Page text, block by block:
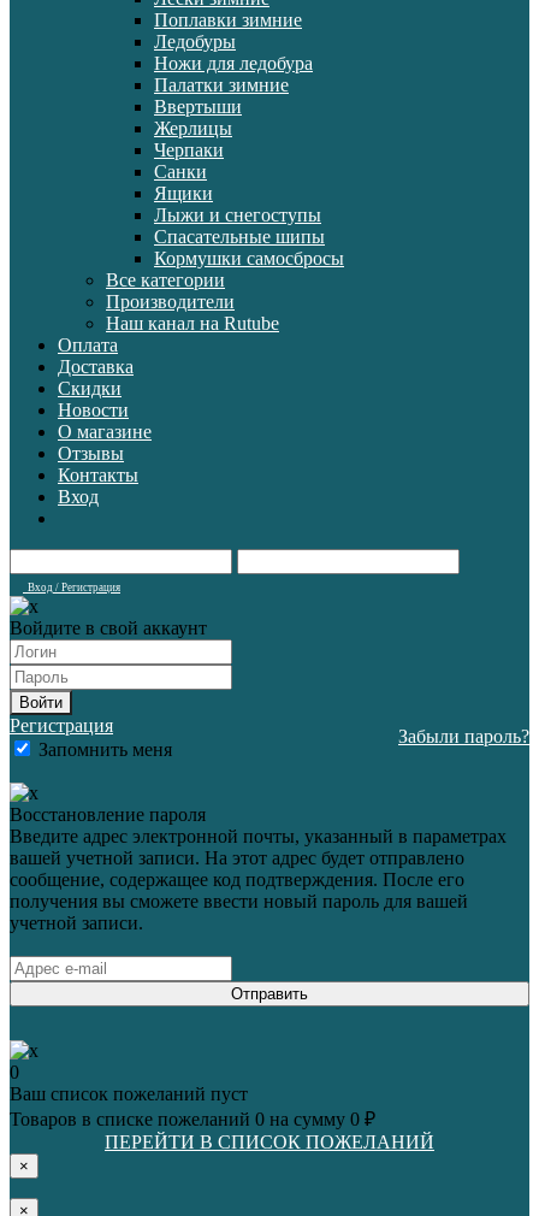
Поплавки зимние
Ледобуры
Ножи для ледобура
Палатки зимние
Ввертыши
Жерлицы
Черпаки
Санки
Ящики
Лыжи и снегоступы
Спасательные шипы
Кормушки самосбросы
Все категории
Производители
Наш канал на Rutube
Оплата
Доставка
Скидки
Новости
О магазине
Отзывы
Контакты
Вход
Вход / Регистрация
Войдите в свой аккаунт
Войти
Регистрация
Запомнить меня
Забыли пароль?
Восстановление пароля
Введите адрес электронной почты, указанный в параметрах
вашей учетной записи. На этот адрес будет отправлено
сообщение, содержащее код подтверждения. После его
получения вы сможете ввести новый пароль для вашей
учетной записи.
Отправить
0
Ваш список пожеланий пуст
Товаров в списке пожеланий 0 на сумму 0 ₽
ПЕРЕЙТИ В СПИСОК ПОЖЕЛАНИЙ
×
×